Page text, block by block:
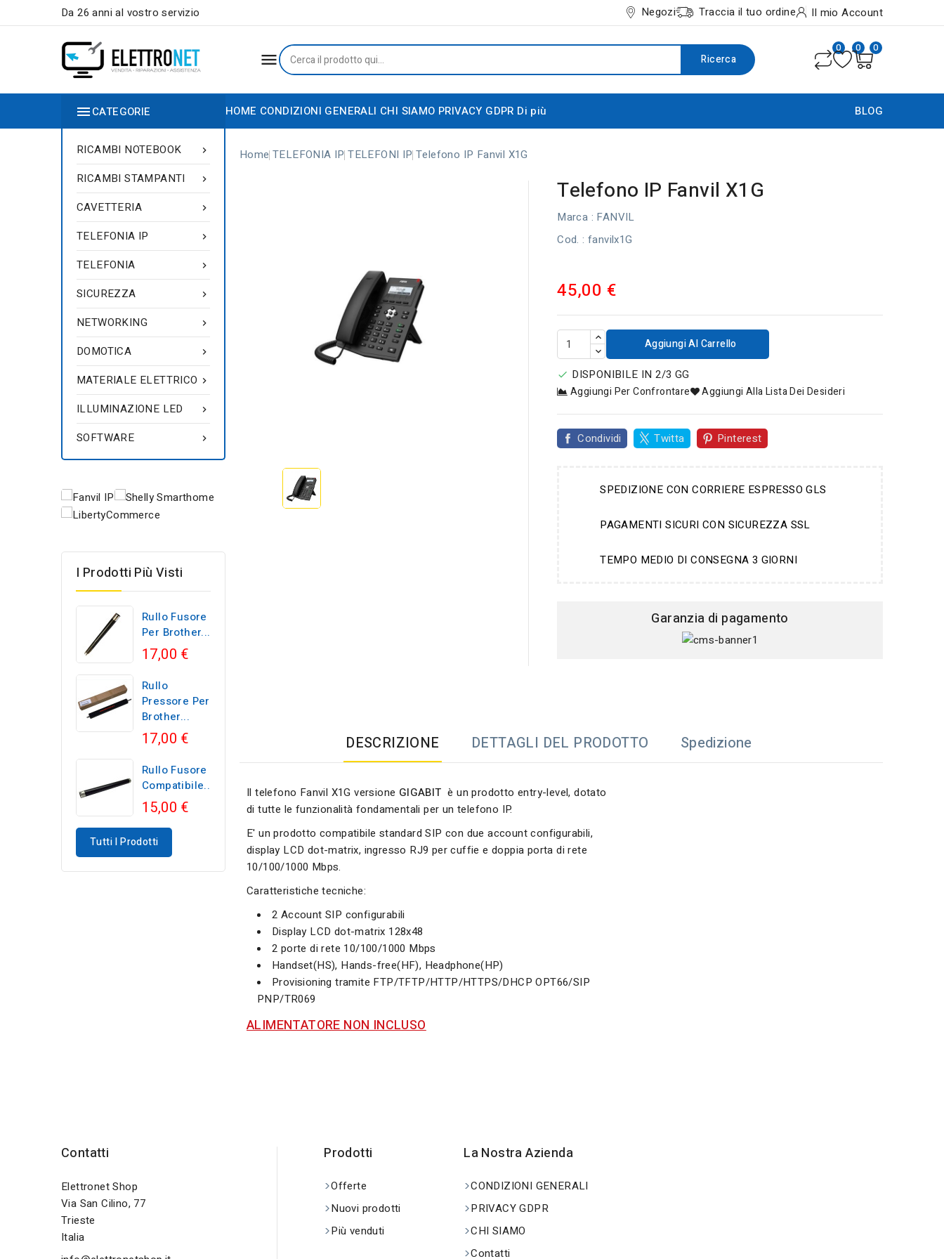
Da 26 anni al vostro servizio Negozi Traccia il tuo ordine Il mio Account
 Ricerca
0 0 0
HOME CONDIZIONI GENERALI CHI SIAMO PRIVACY GDPR Di più BLOG
CATEGORIE

RICAMBI NOTEBOOK

RICAMBI STAMPANTI

CAVETTERIA

TELEFONIA IP

TELEFONIA

SICUREZZA

NETWORKING

DOMOTICA

MATERIALE ELETTRICO

ILLUMINAZIONE LED

SOFTWARE
I Prodotti Più Visti
Rullo Fusore
Per Brother...
17,00 €
Rullo
Pressore Per
Brother...
17,00 €
Rullo Fusore
Compatibile...
15,00 €
Tutti I Prodotti
Home TELEFONIA IP TELEFONI IP Telefono IP Fanvil X1G
Telefono IP Fanvil X1G
Marca : FANVIL
Cod. : fanvilx1G
45,00 €
Aggiungi Al Carrello
 DISPONIBILE IN 2/3 GG
Aggiungi Per Confrontare Aggiungi Alla Lista Dei Desideri
Condividi Twitta Pinterest
SPEDIZIONE CON CORRIERE ESPRESSO GLS
PAGAMENTI SICURI CON SICUREZZA SSL
TEMPO MEDIO DI CONSEGNA 3 GIORNI
Garanzia di pagamento
DESCRIZIONE DETTAGLI DEL PRODOTTO Spedizione
Il telefono Fanvil X1G versione GIGABIT è un prodotto entry-level, dotato
di tutte le funzionalità fondamentali per un telefono IP.
E' un prodotto compatibile standard SIP con due account configurabili,
display LCD dot-matrix, ingresso RJ9 per cuffie e doppia porta di rete
10/100/1000 Mbps.
Caratteristiche tecniche:
2 Account SIP configurabili
Display LCD dot-matrix 128x48
2 porte di rete 10/100/1000 Mbps
Handset(HS), Hands-free(HF), Headphone(HP)
Provisioning tramite FTP/TFTP/HTTP/HTTPS/DHCP OPT66/SIP
PNP/TR069
ALIMENTATORE NON INCLUSO
Contatti
Elettronet Shop
Via San Cilino, 77
Trieste
Italia
Prodotti
Offerte
Nuovi prodotti
Più venduti
La Nostra Azienda
CONDIZIONI GENERALI
PRIVACY GDPR
CHI SIAMO
Contatti